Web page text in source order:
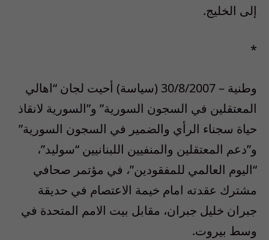
إلى الخليج.
*
وطنية – 30/8/2007 (سياسة) أحيت لجان “اهالي
المعتقلين في السجون السورية” و”السورية لانقاذ
حياة سجناء الرأي والضمير في السجون السورية”
و”دعم المعتقلين والمنفيين اللبنانيين “سوليد”،
“اليوم العالمي للمفقودين”، في مؤتمر صحافي
مشترك عقدته امام خيمة الاعتصام في حديقة
جبران خليل جبران، مقابل بيت الامم المتحدة في
وسط بيروت.